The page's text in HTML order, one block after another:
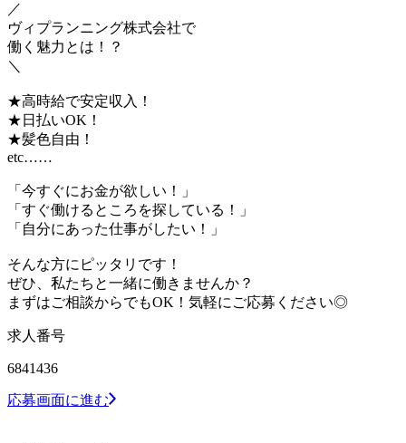
／
ヴィプランニング株式会社で
働く魅力とは！？
＼
★高時給で安定収入！
★日払いOK！
★髪色自由！
etc……
「今すぐにお金が欲しい！」
「すぐ働けるところを探している！」
「自分にあった仕事がしたい！」
そんな方にピッタリです！
ぜひ、私たちと一緒に働きませんか？
まずはご相談からでもOK！気軽にご応募ください◎
求人番号
6841436
応募画面に進む